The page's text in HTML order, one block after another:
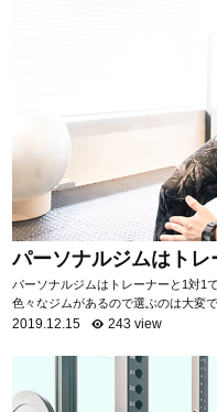
パーソナルジムはト
め！
パーソナルジムはトレーナーと1対1
色々なジムがあるので選ぶのは大変
を選ぶためには「トレーナーの質を
2019.12.15 243 view